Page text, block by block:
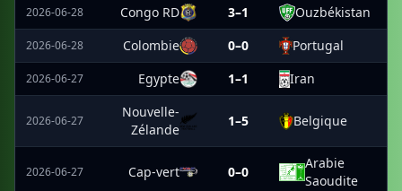
2026-06-28 Congo RD 3–1 Ouzbékistan
2026-06-28 Colombie 0–0 Portugal
2026-06-27 Egypte 1–1 Iran
2026-06-27
Nouvelle-
Zélande
1–5 Belgique
2026-06-27 Cap-vert 0–0
Arabie
Saoudite